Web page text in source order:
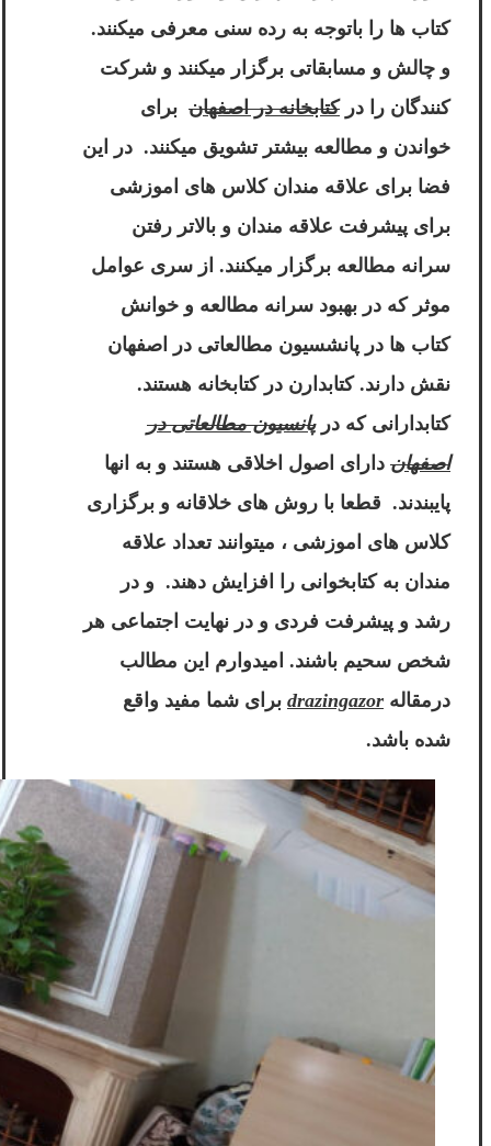
کتاب ها را باتوجه به رده سنی معرفی میکنند.
و چالش و مسابقاتی برگزار میکنند و شرکت
کنندگان را درکتابخانه در اصفهان برای
خواندن و مطالعه بیشتر تشویق میکنند. در این
فضا برای علاقه مندان کلاس های اموزشی
برای پیشرفت علاقه مندان و بالاتر رفتن
سرانه مطالعه برگزار میکنند. از سری عوامل
موثر که در بهبود سرانه مطالعه و خوانش
کتاب ها در پانشسیون مطالعاتی در اصفهان
نقش دارند. کتابدارن در کتابخانه هستند.
کتابدارانی که درپانسیون مطالعاتی در
اصفهان دارای اصول اخلاقی هستند و به انها
پایبندند. قطعا با روش های خلاقانه و برگزاری
کلاس های اموزشی ، میتوانند تعداد علاقه
مندان به کتابخوانی را افزایش دهند. و در
رشد و پیشرفت فردی و در نهایت اجتماعی هر
شخص سحیم باشند. امیدوارم این مطالب
درمقاله drazingazor برای شما مفید واقع
شده باشد.